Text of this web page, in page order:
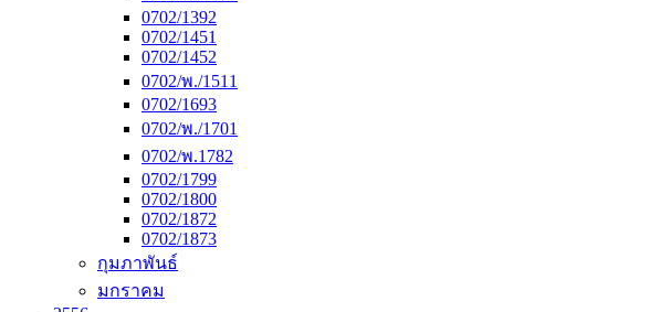
0702/1392
0702/1451
0702/1452
0702/พ./1511
0702/1693
0702/พ./1701
0702/พ.1782
0702/1799
0702/1800
0702/1872
0702/1873
กุมภาพันธ์
มกราคม